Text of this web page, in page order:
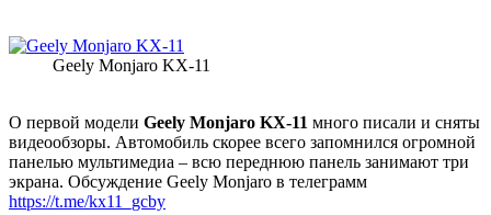
Geely Monjaro KX-11
О первой модели Geely Monjaro KX-11 много писали и сняты
видеообзоры. Автомобиль скорее всего запомнился огромной
панелью мультимедиа – всю переднюю панель занимают три
экрана. Обсуждение Geely Monjaro в телеграмм
https://t.me/kx11_gcby